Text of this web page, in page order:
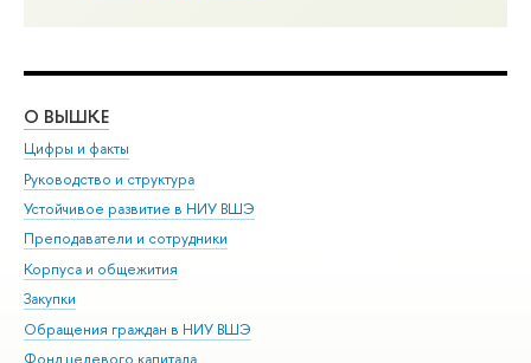
О ВЫШКЕ
Цифры и факты
Руководство и структура
Устойчивое развитие в НИУ ВШЭ
Преподаватели и сотрудники
Корпуса и общежития
Закупки
Обращения граждан в НИУ ВШЭ
Фонд целевого капитала